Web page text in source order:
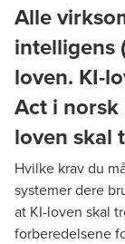
Alle
intelligens
loven. KI-
Act i norsk
loven skal
Hvilke krav du
systemer dere
at KI-loven skal
forberedelsene